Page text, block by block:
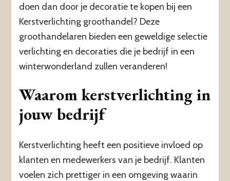
doen dan door je decoratie te kopen bij een
Kerstverlichting groothandel? Deze
groothandelaren bieden een geweldige selectie
verlichting en decoraties die je bedrijf in een
winterwonderland zullen veranderen!
Waarom kerstverlichting in
jouw bedrijf
Kerstverlichting heeft een positieve invloed op
klanten en medewerkers van je bedrijf. Klanten
voelen zich prettiger in een omgeving waarin